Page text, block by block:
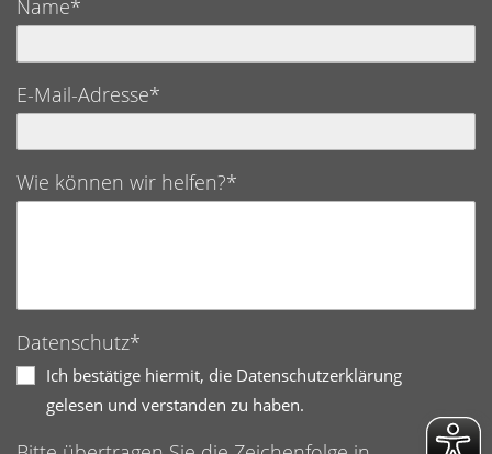
Name*
E-Mail-Adresse*
Wie können wir helfen?*
Datenschutz*
Ich bestätige hiermit, die Datenschutzerklärung
gelesen und verstanden zu haben.